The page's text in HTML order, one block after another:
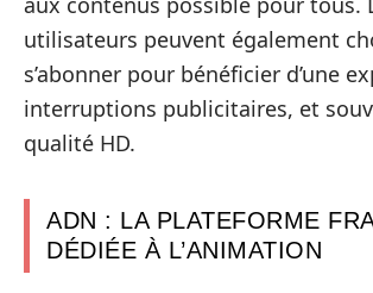
utilisateurs peuvent également
s’abonner pour bénéficier d’une
interruptions publicitaires, et
qualité HD.
ADN : LA PLATEFORME
DÉDIÉE À L’ANIMATION